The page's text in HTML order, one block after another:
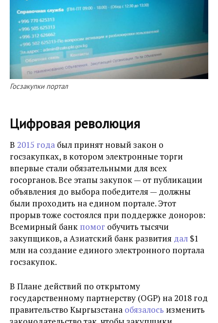
Госзакупки портал
Цифровая революция
В 2015 года был принят новый закон о
госзакупках, в котором электронные торги
впервые стали обязательными для всех
госорганов. Все этапы закупок — от публикации
объявления до выбора победителя — должны
были проходить на едином портале. Этот
прорыв тоже состоялся при поддержке доноров:
Всемирный банк помог обучить тысячи
закупщиков, а Азиатский банк развития дал $1
млн на создание единого электронного портала
госзакупок.
В Плане действий по открытому
государственному партнерству (OGP) на 2018 год
правительство Кыргызстана обязалось изменить